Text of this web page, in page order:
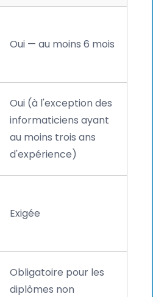
Oui — au moins 6 mois
Oui (à l'exception des
informaticiens ayant
au moins trois ans
d'expérience)
Exigée
Obligatoire pour les
diplômes non